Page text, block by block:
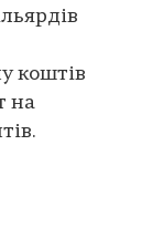
коштів
на